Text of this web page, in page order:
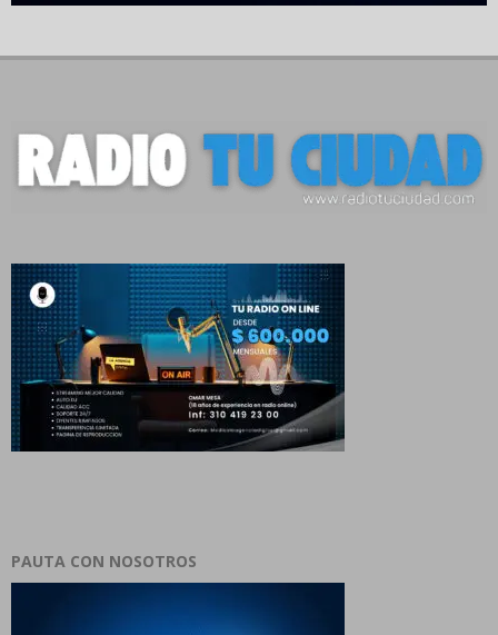
PAUTA CON NOSOTROS